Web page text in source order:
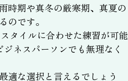
時期や真冬の厳寒期、真夏の
のです。
タイルに合わせた練習が可能
ネスパーソンでも無理なく
適な選択と言えるでしょう